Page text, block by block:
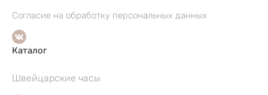
Согласие на обработку персональных данных
Каталог
Швейцарские часы